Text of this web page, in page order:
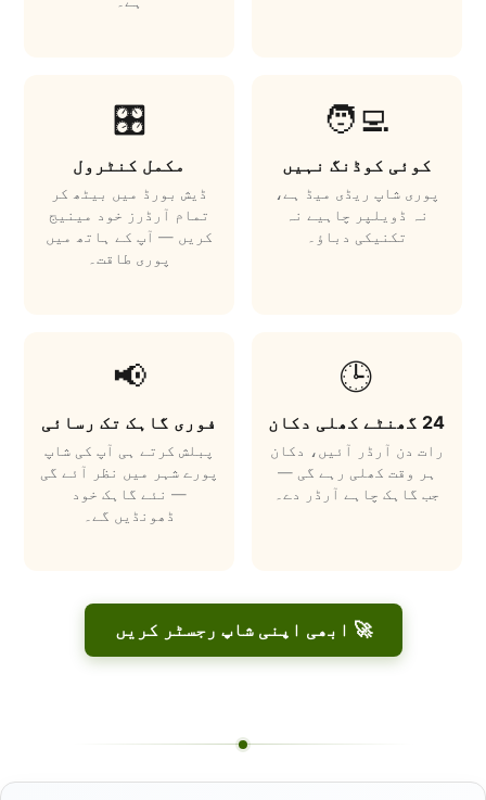
🧑‍💻
کوئی کوڈنگ نہیں
پوری شاپ ریڈی میڈ ہے،
نہ ڈویلپر چاہیے نہ
تکنیکی دباؤ۔
🎛️
مکمل کنٹرول
ڈیش بورڈ میں بیٹھ کر
تمام آرڈرز خود مینیج
کریں — آپ کے ہاتھ میں
پوری طاقت۔
🕒
24 گھنٹے کھلی دکان
رات دن آرڈر آئیں، دکان
ہر وقت کھلی رہے گی —
جب گاہک چاہے آرڈر دے۔
📢
فوری گاہک تک رسائی
پبلش کرتے ہی آپ کی شاپ
پورے شہر میں نظر آئے گی
— نئے گاہک خود
ڈھونڈیں گے۔
🚀 ابھی اپنی شاپ رجسٹر کریں